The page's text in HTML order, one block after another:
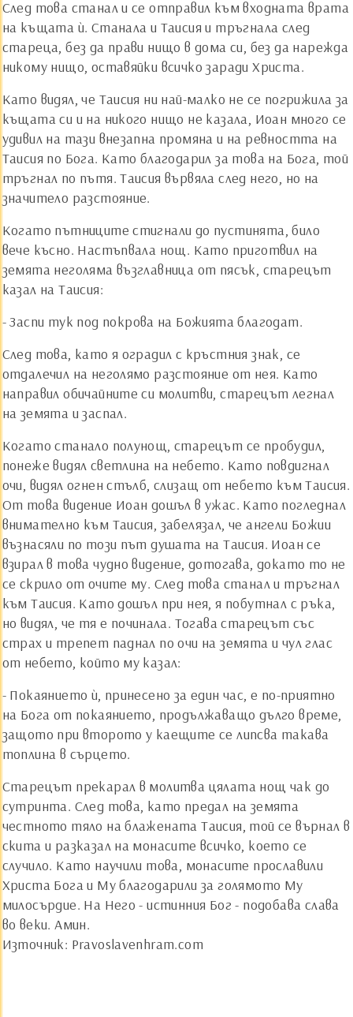
След това станал и се отправил към входната врата
на къщата ѝ. Станала и Таисия и тръгнала след
стареца, без да прави нищо в дома си, без да нарежда
никому нищо, оставяйки всичко заради Христа.
Като видял, че Таисия ни най-малко не се погрижила за
къщата си и на никого нищо не казала, Иоан много се
удивил на тази внезапна промяна и на ревността на
Таисия по Бога. Като благодарил за това на Бога, той
тръгнал по пътя. Таисия вървяла след него, но на
значитело разстояние.
Когато пътниците стигнали до пустинята, било
вече късно. Настъпвала нощ. Като приготвил на
земята неголяма възглавница от пясък, старецът
казал на Таисия:
- Заспи тук под покрова на Божията благодат.
След това, като я оградил с кръстния знак, се
отдалечил на неголямо разстояние от нея. Като
направил обичайните си молитви, старецът легнал
на земята и заспал.
Когато станало полунощ, старецът се пробудил,
понеже видял светлина на небето. Като повдигнал
очи, видял огнен стълб, слизащ от небето към Таисия.
От това видение Иоан дошъл в ужас. Като погледнал
внимателно към Таисия, забелязал, че ангели Божии
възнасяли по този път душата на Таисия. Иоан се
взирал в това чудно видение, дотогава, докато то не
се скрило от очите му. След това станал и тръгнал
към Таисия. Като дошъл при нея, я побутнал с ръка,
но видял, че тя е починала. Тогава старецът със
страх и трепет паднал по очи на земята и чул глас
от небето, който му казал:
- Покаянието ѝ, принесено за един час, е по-приятно
на Бога от покаянието, продължаващо дълго време,
защото при второто у каещите се липсва такава
топлина в сърцето.
Старецът прекарал в молитва цялата нощ чак до
сутринта. След това, като предал на земята
честното тяло на блажената Таисия, той се върнал в
скита и разказал на монасите всичко, което се
случило. Като научили това, монасите прославили
Христа Бога и Му благодарили за голямото Му
милосърдие. На Него - истинния Бог - подобава слава
во веки. Амин.
Източник: Pravoslavenhram.com